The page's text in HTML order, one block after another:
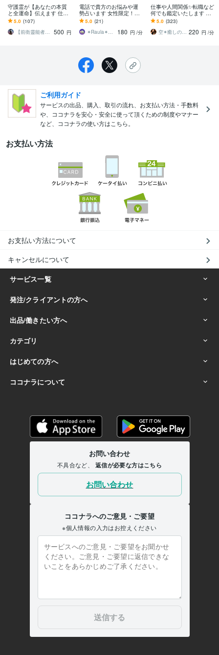
守護霊が【あなたの本質
と全運命】伝えます 仕事/
恋愛/金運/人生などあなた
の悩みをどれでも解決し
ます。
5.0 (107)
【前衛靈能者】ジャン
500 円
電話で貴方のお悩みや運
勢占います 女性限定！現
在出品中のサービス、電
話対応バージョン！
5.0 (21)
✴︎Raula✴︎（ラウラ）
180 円 /分
仕事や人間関係✨転職など
何でも鑑定いたします 人
生の総合的なお悩み全般
を霊感タロットやペンジ
ュラで鑑定❗️
5.0 (323)
空✴︎癒しの魔法使い 220 円 /分
ご利用ガイド
サービスの出品、購入、取引の流れ、お支払い方法・手数料
や、ココナラを安心・安全に使って頂くための制度やマナー
など、ココナラの使い方はこちら。
お支払い方法
お支払い方法について
キャンセルについて